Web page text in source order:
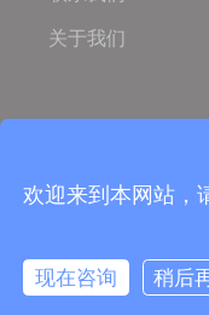
关于我们
ISO国际质量体系认证
TS特种设备制造许可证
91330324782902817J
欢迎来到本网站，
现在咨询 稍后